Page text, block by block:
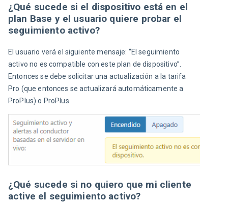
¿Qué sucede si el dispositivo está en el
plan Base y el usuario quiere probar el
seguimiento activo?
El usuario verá el siguiente mensaje: “El seguimiento
activo no es compatible con este plan de dispositivo”.
Entonces se debe solicitar una actualización a la tarifa
Pro (que entonces se actualizará automáticamente a
ProPlus) o ProPlus.
¿Qué sucede si no quiero que mi cliente
active el seguimiento activo?